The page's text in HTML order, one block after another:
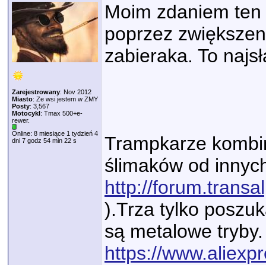
Zarejestrowany: Nov 2012
Miasto: Ze wsi jestem w ZMY
Posty: 3,567
Motocykl: Tmax 500+e-
rewer.
Online: 8 miesiące 1 tydzień 4
dni 7 godz 54 min 22 s
Moim zdaniem
poprzez
zabieraka. To
Trampkarze
ślimaków od
http://
).Trza tylko
są metalowe tryby.
https://